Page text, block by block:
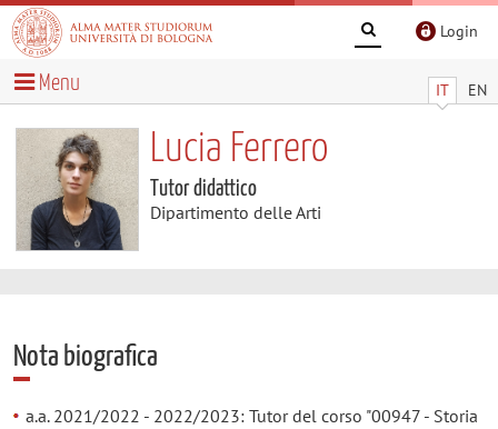
Login
IT EN
Menu
Lucia Ferrero
Tutor didattico
Dipartimento delle Arti
Nota biografica
a.a. 2021/2022 - 2022/2023: Tutor del corso "00947 - Storia